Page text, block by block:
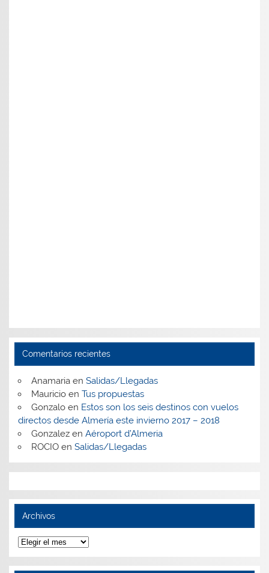
Comentarios recientes
Anamariaen Salidas/Llegadas
Mauricioen Tus propuestas
Gonzaloen Estos son los seis destinos con vuelos
directos desde Almería este invierno 2017 – 2018
Gonzalezen Aéroport d’Almeria
ROCIOen Salidas/Llegadas
Archivos
Archivos